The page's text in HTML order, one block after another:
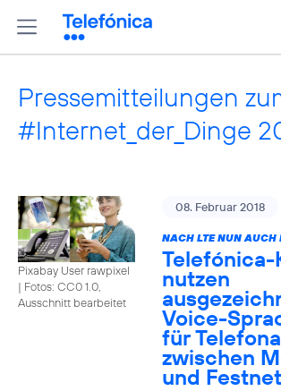
Pressemitteilungen
#Internet_der_Dinge
Pixabay User rawpixel
| Fotos: CC0 1.0,
Ausschnitt bearbeitet
08. Februar 2018
NACH LTE NUN AUCH
Telefónica-
nutzen
Voice-
für
zwischen
und